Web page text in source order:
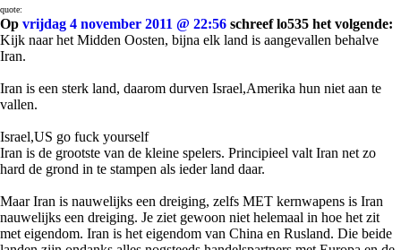
quote:
Op vrijdag 4 november 2011 @ 22:56 schreef lo535 het volgende:
Kijk naar het Midden Oosten, bijna elk land is aangevallen behalve
Iran.
Iran is een sterk land, daarom durven Israel,Amerika hun niet aan te
vallen.
Israel,US go fuck yourself
Iran is de grootste van de kleine spelers. Principieel valt Iran net zo
hard de grond in te stampen als ieder land daar.
Maar Iran is nauwelijks een dreiging, zelfs MET kernwapens is Iran
nauwelijks een dreiging. Je ziet gewoon niet helemaal in hoe het zit
met eigendom. Iran is het eigendom van China en Rusland. Die beide